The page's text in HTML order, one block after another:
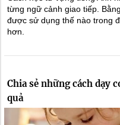
từng ngữ cảnh giao tiếp.
được sử dụng thế nào trong
hơn.
Chia sẻ những cách dạy
quả